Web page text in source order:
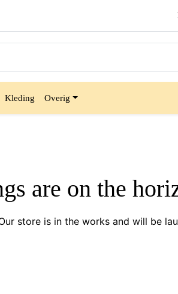
Kleding Overig
are on the
store is in the works and will be